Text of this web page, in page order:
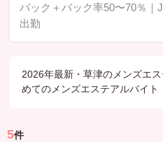
バック＋バック率50〜70％｜
出勤
2026年最新・草津のメンズエ
めてのメンズエステアルバイト
5件